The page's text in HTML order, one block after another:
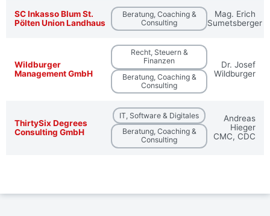
SC Inkasso Blum St.
Pölten Union Landhaus
Beratung, Coaching &
Consulting
Mag. Erich
Sumetsberger
Wildburger
Management GmbH
Recht, Steuern &
Finanzen
Beratung, Coaching &
Consulting
Dr. Josef
Wildburger
ThirtySix Degrees
Consulting GmbH
IT, Software & Digitales
Beratung, Coaching &
Consulting
Andreas
Hieger
CMC, CDC